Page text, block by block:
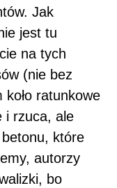
Jak
jest tu
na tych
(nie bez
koło ratunkowe
i rzuca, ale
betonu, które
autorzy
bo